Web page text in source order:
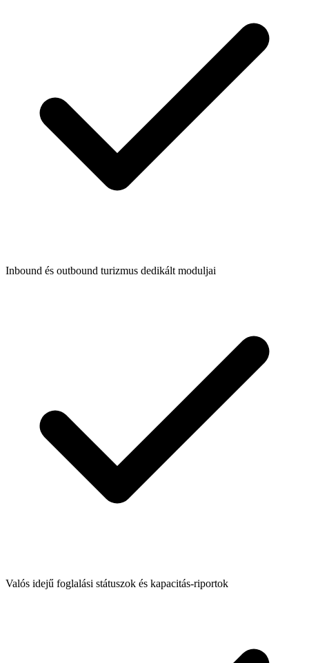
Inbound és outbound turizmus dedikált moduljai
Valós idejű foglalási státuszok és kapacitás-riportok